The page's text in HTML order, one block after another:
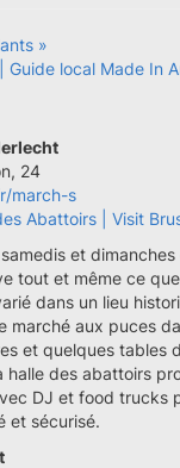
»
Guide local Made In
24
march-s
Abattoirs | Visit
et
tout et même ce
dans un lieu
marché aux puces
et quelques
halle des abattoirs
DJ et food trucks
et sécurisé.